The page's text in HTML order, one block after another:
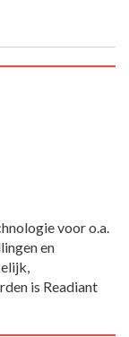
voor o.a.
en
is Readiant